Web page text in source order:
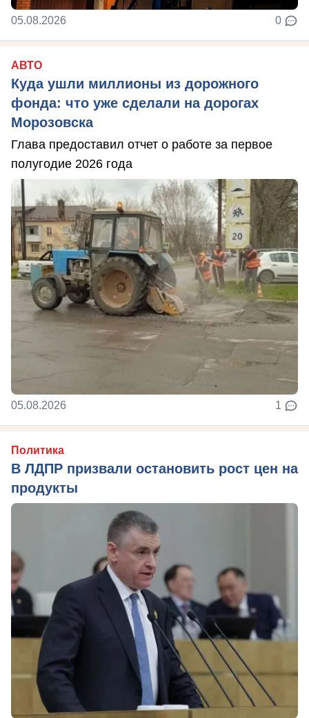
05.08.2026 0
АВТО
Куда ушли миллионы из дорожного
фонда: что уже сделали на дорогах
Морозовска
Глава предоставил отчет о работе за первое
полугодие 2026 года
05.08.2026 1
Политика
В ЛДПР призвали остановить рост цен на
продукты